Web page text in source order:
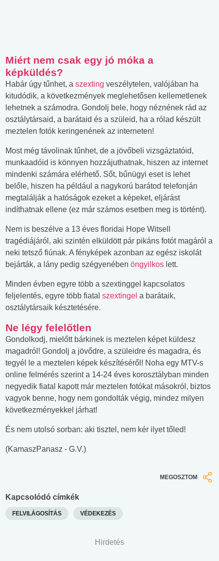
Miért nem csak egy jó móka a
képküldés?
Habár úgy tűnhet, a szexting veszélytelen, valójában ha
kitudódik, a következmények meglehetősen kellemetlenek
lehetnek a számodra. Gondolj bele, hogy néznének rád az
osztálytársaid, a barátaid és a szüleid, ha a rólad készült
meztelen fotók keringenének az interneten!
Most még távolinak tűnhet, de a jövőbeli vizsgáztatóid,
munkaadóid is könnyen hozzájuthatnak, hiszen az internet
mindenki számára elérhető. Sőt, bűnügyi eset is lehet
belőle, hiszen ha például a nagykorú barátod telefonján
megtalálják a hatóságok ezeket a képeket, eljárást
indíthatnak ellene (ez már számos esetben meg is történt).
Nem is beszélve a 13 éves floridai Hope Witsell
tragédiájáról, aki szintén elküldött pár pikáns fotót magáról a
neki tetsző fiúnak. A fényképek azonban az egész iskolát
bejárták, a lány pedig szégyenében öngyilkos lett.
Minden évben egyre több a szextinggel kapcsolatos
feljelentés, egyre több fiatal szextingel a barátaik,
osztálytársaik késztetésére.
Ne légy felelőtlen
Gondolkodj, mielőtt bárkinek is meztelen képet küldesz
magadról! Gondolj a jövődre, a szüleidre és magadra, és
tegyél le a meztelen képek készítéséről! Noha egy MTV-s
online felmérés szerint a 14-24 éves korosztályban minden
negyedik fiatal kapott már meztelen fotókat másokról, biztos
vagyok benne, hogy nem gondolták végig, mindez milyen
következményekkel járhat!
És nem utolsó sorban: aki tisztel, nem kér ilyet tőled!
(KamaszPanasz - G.V.)
MEGOSZTOM
Kapcsolódó címkék
FELVILÁGOSÍTÁS VÉDEKEZÉS
Hirdetés